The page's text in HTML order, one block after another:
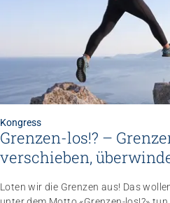
Kongress
Grenzen-los!? –
verschieben,
Loten wir die Grenzen aus! Das